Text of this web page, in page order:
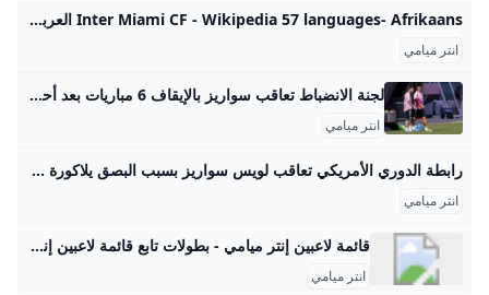
Inter Miami CF - Wikipedia 57 languages- Afrikaans العربية Azərbaycanca Basa Bali বাংলা Беларуская (тарашкевіца) Български Català Češ
انتر ميامي
لجنة الانضباط تعاقب سواريز بالإيقاف 6 مباريات بعد أحداث نهائي كأس الرابطتين قناة صدى البلد عبد الرحمن مصطفى06 سبتمبر 2025 | 02:28 مساءً
انتر ميامي
رابطة الدوري الأمريكي تعاقب لويس سواريز بسبب البصق يلاكورة وقعت رابطة الدوري الأمريكي، عقوبة إيقاف جديدة على لويس سواريز لاعب إنتر ميامي، بعد المشاجرة مع أعضاء فريق سياتل ساوندرز، أدت إلى البصق. مباريات الغد كتب - محمد الحاوي 11:16 م 08/09/2025 واقعة بصق لويس سواريز تابعنا على وقعت رابطة الدوري الأمريكي، عقوبة إيقاف جديدة على لويس سواريز لاعب إنتر ميامي، بعد المشاجرة مع أعضاء فريق سياتل ساوندرز، أدت إلى البصق. إنتر ميامي خسر مباراة ضد سياتل ساوندرز (0-3)، في مباراة أقيمت الأسبوع الماضي، والتي شهدت حدوث مشاجرة بعد اللقاء، قام خلالها لويس سواريز بالبصق على مدرب الفريق المكسيكي.
انتر ميامي
قائمة لاعبين إنتر ميامي - بطولات تابع قائمة لاعبين إنتر ميامي
انتر ميامي